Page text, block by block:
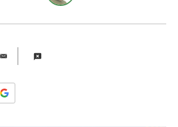
E
i
l